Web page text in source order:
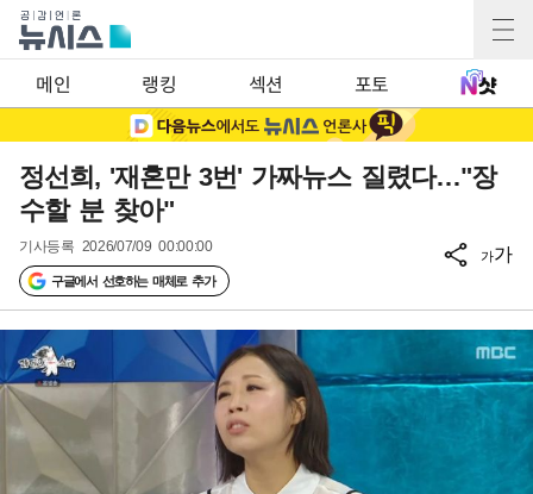
메인 랭킹 섹션 포토
정선희, '재혼만 3번' 가짜뉴스 질렸다…"장
수할 분 찾아"
기사등록 2026/07/09 00:00:00
구글에서 선호하는 매체로 추가
가가